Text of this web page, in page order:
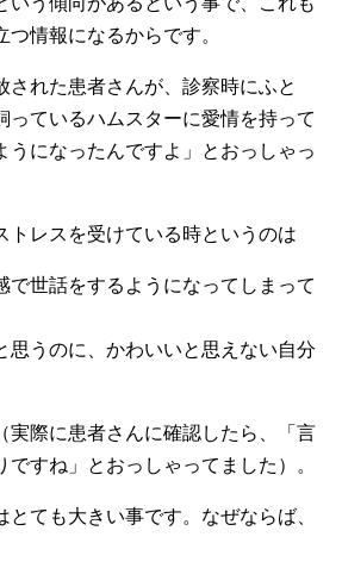
情報になるからです。
された患者さんが、診察時にふと
っているハムスターに愛情を持って
うになったんですよ」とおっしゃっ
トレスを受けている時というのは
で世話をするようになってしまって
思うのに、かわいいと思えない自分
実際に患者さんに確認したら、「言
ですね」とおっしゃってました）。
とても大きい事です。なぜならば、